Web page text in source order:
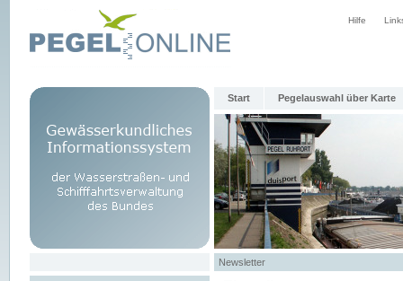
Hilfe
Start Pegelauswahl über Karte
Newsletter